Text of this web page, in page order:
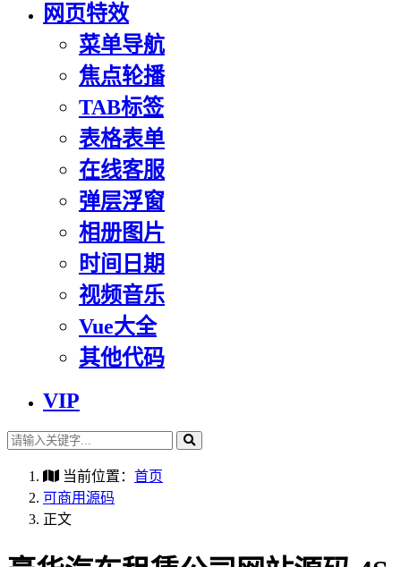
网页特效
菜单导航
焦点轮播
TAB标签
表格表单
在线客服
弹层浮窗
相册图片
时间日期
视频音乐
Vue大全
其他代码
VIP
当前位置： 首页
可商用源码
正文